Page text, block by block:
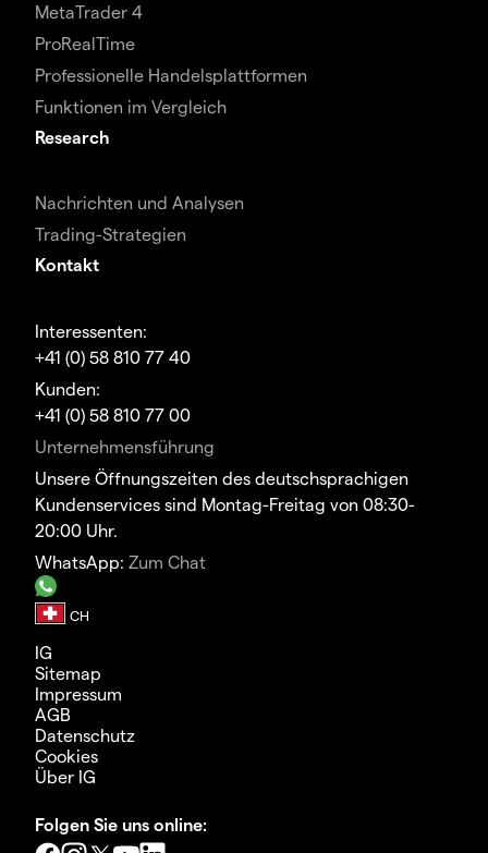
MetaTrader 4
ProRealTime
Professionelle Handelsplattformen
Funktionen im Vergleich
Research
Nachrichten und Analysen
Trading-Strategien
Kontakt
Interessenten:
+41 (0) 58 810 77 40
Kunden:
+41 (0) 58 810 77 00
Unternehmensführung
Unsere Öffnungszeiten des deutschsprachigen
Kundenservices sind Montag-Freitag von 08:30-
20:00 Uhr.
WhatsApp: Zum Chat
IG
Sitemap
Impressum
AGB
Datenschutz
Cookies
Über IG
Folgen Sie uns online: